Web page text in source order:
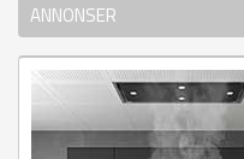
ANNONSER